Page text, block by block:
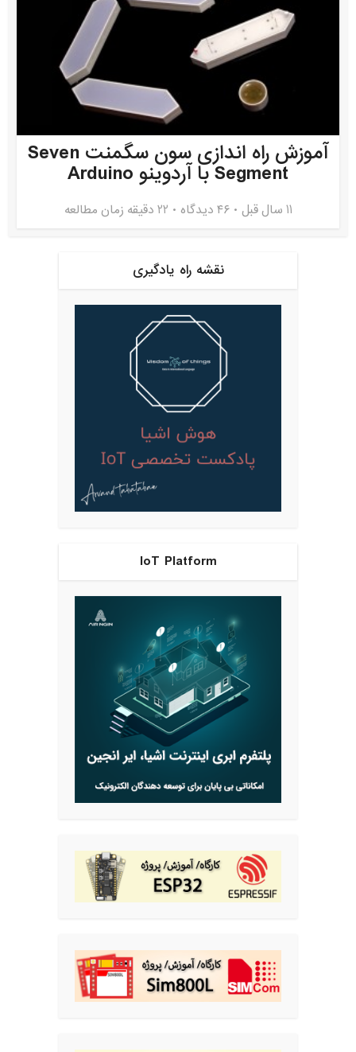
آموزش راه اندازی سون سگمنت Seven
Segment با آردوینو Arduino
11 سال قبل ۴۶ دیدگاه 22 دقیقه زمان مطالعه
نقشه راه یادگیری
IoT Platform